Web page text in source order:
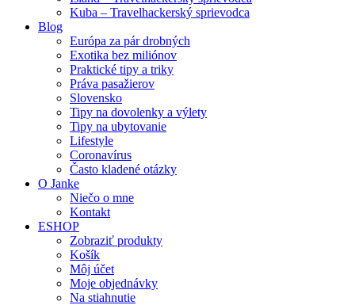
Kuba – Travelhackerský sprievodca
Blog
Európa za pár drobných
Exotika bez miliónov
Praktické tipy a triky
Práva pasažierov
Slovensko
Tipy na dovolenky a výlety
Tipy na ubytovanie
Lifestyle
Coronavírus
Často kladené otázky
O Janke
Niečo o mne
Kontakt
ESHOP
Zobraziť produkty
Košík
Môj účet
Moje objednávky
Na stiahnutie